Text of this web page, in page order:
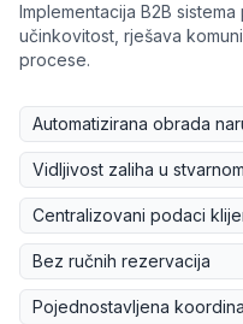
Implementacija B2B
učinkovitost, rješava
procese.
Automatizirana obrada
Vidljivost zaliha u
Centralizovani podaci
Bez ručnih rezervacija
Pojednostavljena